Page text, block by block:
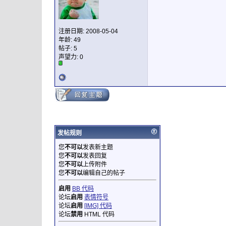
注册日期: 2008-05-04
年龄: 49
帖子: 5
声望力: 0
发帖规则
您不可以发表新主题
您不可以发表回复
您不可以上传附件
您不可以编辑自己的帖子
启用 BB 代码
论坛启用 表情符号
论坛启用 [IMG] 代码
论坛禁用 HTML 代码